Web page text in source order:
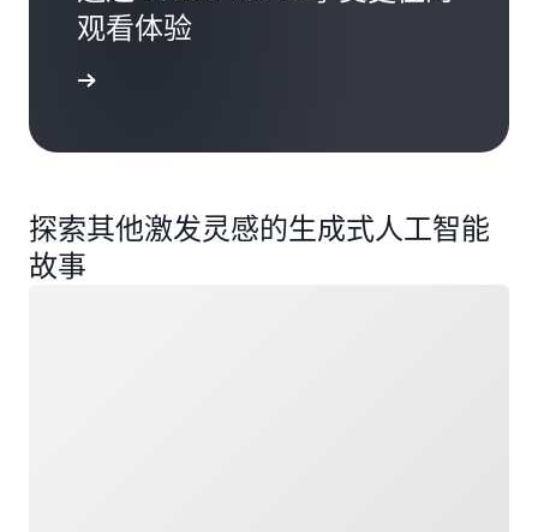
观看体验
探索其他激发灵感的生成式人工智能
故事